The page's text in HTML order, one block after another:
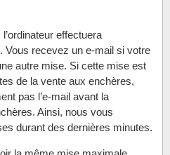
effectuera
Vous recevez un e-mail si votre
autre mise. Si cette mise est
de la vente aux enchères,
pas l’e-mail avant la
Ainsi, nous vous
durant des dernières minutes.